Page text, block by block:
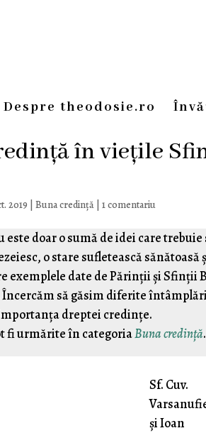
Despre theodosie.ro
în viețile
2019 Buna credință 1 comentariu
doar o sumă de idei care
o stare sufletească
exemplele date de Părinții și Sfinții
să găsim diferite
dreptei credințe.
fi urmărite în categoriaBuna credință.
Sf. Cuv.
și Ioan